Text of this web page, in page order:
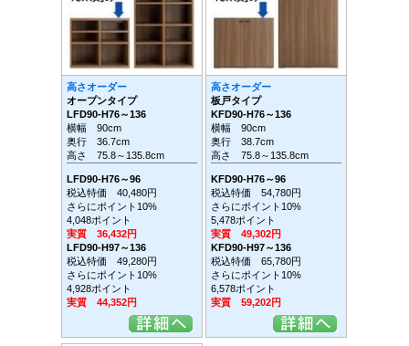
高さオーダー
オープンタイプ
LFD90-H76～136
横幅 90cm
奥行 36.7cm
高さ 75.8～135.8cm
LFD90-H76～96
税込特価 40,480円
さらにポイント10%
4,048ポイント
実質 36,432円
LFD90-H97～136
税込特価 49,280円
さらにポイント10%
4,928ポイント
実質 44,352円
高さオーダー
板戸タイプ
KFD90-H76～136
横幅 90cm
奥行 38.7cm
高さ 75.8～135.8cm
KFD90-H76～96
税込特価 54,780円
さらにポイント10%
5,478ポイント
実質 49,302円
KFD90-H97～136
税込特価 65,780円
さらにポイント10%
6,578ポイント
実質 59,202円